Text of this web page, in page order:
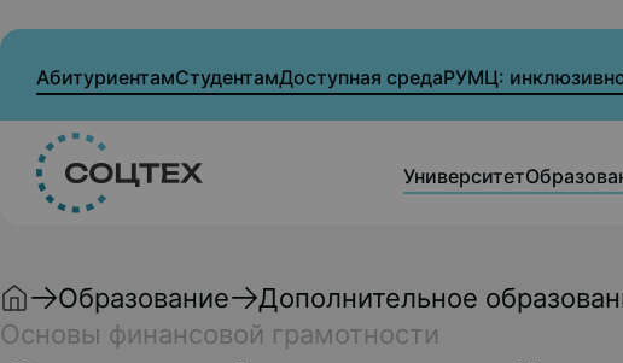
АбитуриентамСтудентамДоступная средаРУМЦ:
Университет
Образование Дополнительное
Основы финансовой грамотности